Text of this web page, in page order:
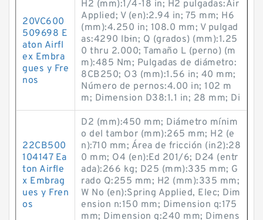
20VC600
509698 E
aton Airfl
ex Embra
gues y Fre
nos
H2 (mm):1/4-18 in; H2 pulgadas:Air
Applied; V (en):2.94 in; 75 mm; H6
(mm):4.250 in; 108.0 mm; V pulgad
as:4290 lb·in; Q (grados) (mm):1.25
0 thru 2.000; Tamaño L (perno) (m
m):485 Nm; Pulgadas de diámetro:
8CB250; O3 (mm):1.56 in; 40 mm;
Número de pernos:4.00 in; 102 m
m; Dimension D38:1.1 in; 28 mm; Di
22CB500
104147 Ea
ton Airfle
x Embrag
ues y Fren
os
D2 (mm):450 mm; Diámetro mínim
o del tambor (mm):265 mm; H2 (e
n):710 mm; Área de fricción (in2):28
0 mm; O4 (en):Ed 201/6; D24 (entr
ada):266 kg; D25 (mm):335 mm; G
rado Q:255 mm; H2 (mm):335 mm;
W No (en):Spring Applied, Elec; Dim
ension n:150 mm; Dimension q:175
mm; Dimension g:240 mm; Dimens